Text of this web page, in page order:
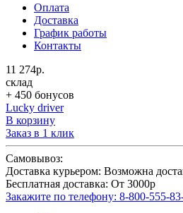
Оплата
Доставка
График работы
Контакты
11 274р.
склад
+ 450 бонусов
Lucky driver
В корзину
Заказ в 1 клик
Самовывоз:
Доставка курьером: Возможна
Бесплатная доставка: От 3000р
Закажите по телефону: 8-800-555-